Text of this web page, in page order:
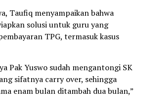
Taufiq menyampaikan bahwa
solusi untuk guru yang
TPG, termasuk kasus
Pak Yuswo sudah mengantongi SK
sifatnya carry over, sehingga
enam bulan ditambah dua bulan,”